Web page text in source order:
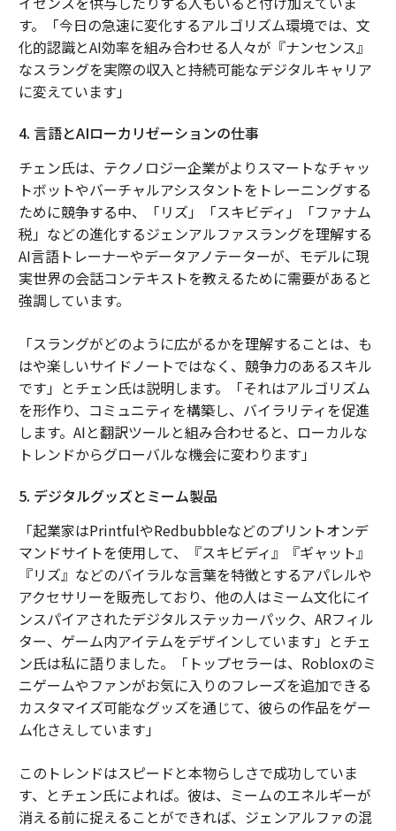
す。「今日の急速に変化するアルゴリズム環境では、文
化的認識とAI効率を組み合わせる人々が『ナンセンス』
なスラングを実際の収入と持続可能なデジタルキャリア
に変えています」
4. 言語とAIローカリゼーションの仕事
チェン氏は、テクノロジー企業がよりスマートなチャッ
トボットやバーチャルアシスタントをトレーニングする
ために競争する中、「リズ」「スキビディ」「ファナム
税」などの進化するジェンアルファスラングを理解する
AI言語トレーナーやデータアノテーターが、モデルに現
実世界の会話コンテキストを教えるために需要があると
強調しています。
「スラングがどのように広がるかを理解することは、も
はや楽しいサイドノートではなく、競争力のあるスキル
です」とチェン氏は説明します。「それはアルゴリズム
を形作り、コミュニティを構築し、バイラリティを促進
します。AIと翻訳ツールと組み合わせると、ローカルな
トレンドからグローバルな機会に変わります」
5. デジタルグッズとミーム製品
「起業家はPrintfulやRedbubbleなどのプリントオンデ
マンドサイトを使用して、『スキビディ』『ギャット』
『リズ』などのバイラルな言葉を特徴とするアパレルや
アクセサリーを販売しており、他の人はミーム文化にイ
ンスパイアされたデジタルステッカーパック、ARフィル
ター、ゲーム内アイテムをデザインしています」とチェ
ン氏は私に語りました。「トップセラーは、Robloxのミ
ニゲームやファンがお気に入りのフレーズを追加できる
カスタマイズ可能なグッズを通じて、彼らの作品をゲー
ム化さえしています」
このトレンドはスピードと本物らしさで成功していま
す、とチェン氏によれば。彼は、ミームのエネルギーが
消える前に捉えることができれば、ジェンアルファの混